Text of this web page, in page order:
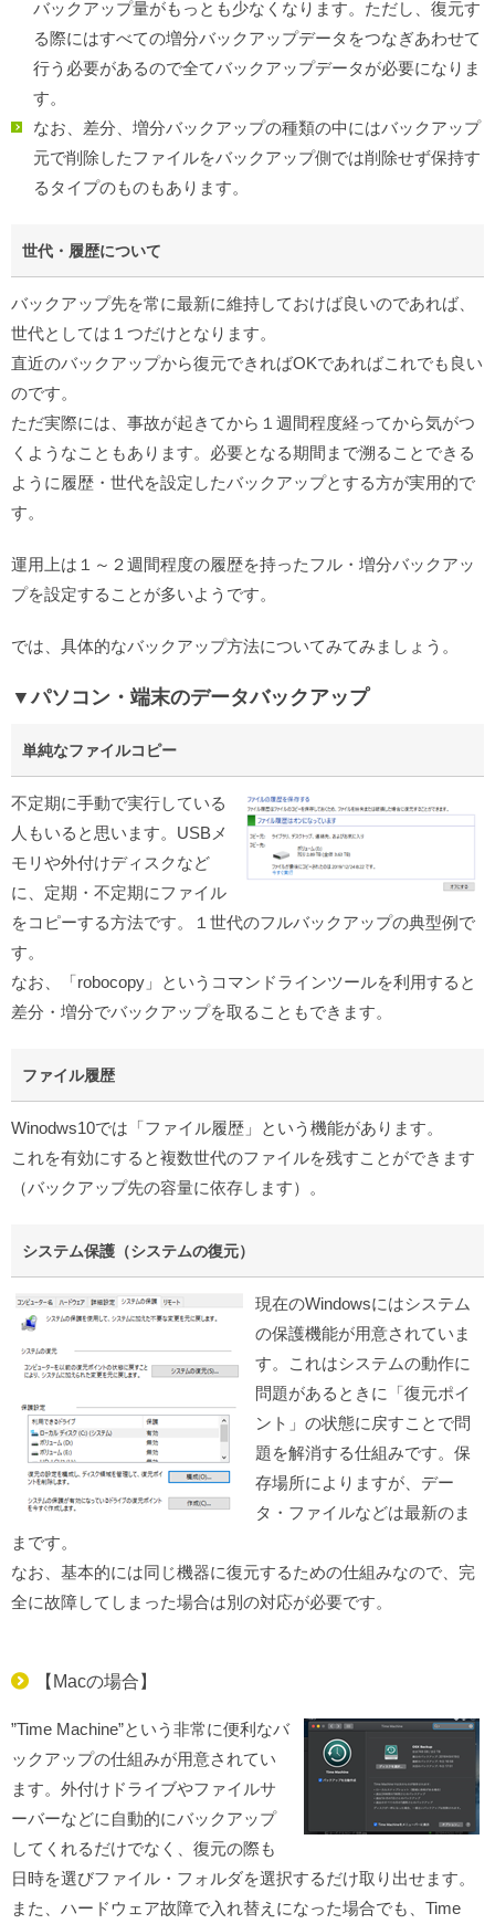
バックアップ量がもっとも少なくなります。ただし、復元す
る際にはすべての増分バックアップデータをつなぎあわせて
行う必要があるので全てバックアップデータが必要になりま
す。
なお、差分、増分バックアップの種類の中にはバックアップ
元で削除したファイルをバックアップ側では削除せず保持す
るタイプのものもあります。
世代・履歴について
バックアップ先を常に最新に維持しておけば良いのであれば、
世代としては１つだけとなります。
直近のバックアップから復元できればOKであればこれでも良い
のです。
ただ実際には、事故が起きてから１週間程度経ってから気がつ
くようなこともあります。必要となる期間まで溯ることできる
ように履歴・世代を設定したバックアップとする方が実用的で
す。
運用上は１～２週間程度の履歴を持ったフル・増分バックアッ
プを設定することが多いようです。
では、具体的なバックアップ方法についてみてみましょう。
▼パソコン・端末のデータバックアップ
単純なファイルコピー
不定期に手動で実行している
人もいると思います。USBメ
モリや外付けディスクなど
に、定期・不定期にファイル
をコピーする方法です。１世代のフルバックアップの典型例で
す。
なお、「robocopy」というコマンドラインツールを利用すると
差分・増分でバックアップを取ることもできます。
ファイル履歴
Winodws10では「ファイル履歴」という機能があります。
これを有効にすると複数世代のファイルを残すことができます
（バックアップ先の容量に依存します）。
システム保護（システムの復元）
現在のWindowsにはシステム
の保護機能が用意されていま
す。これはシステムの動作に
問題があるときに「復元ポイ
ント」の状態に戻すことで問
題を解消する仕組みです。保
存場所によりますが、デー
タ・ファイルなどは最新のま
まです。
なお、基本的には同じ機器に復元するための仕組みなので、完
全に故障してしまった場合は別の対応が必要です。
【Macの場合】
”Time Machine”という非常に便利なバ
ックアップの仕組みが用意されてい
ます。外付けドライブやファイルサ
ーバーなどに自動的にバックアップ
してくれるだけでなく、復元の際も
日時を選びファイル・フォルダを選択するだけ取り出せます。
また、ハードウェア故障で入れ替えになった場合でも、Time